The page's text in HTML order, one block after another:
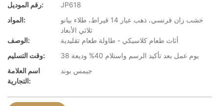
رقم الموديل:
JP618
المواد:
خشب زان فرنسي، ذهب عيار 14 قيراط، طلاء بيانو
ثلاثي الأبعاد
الوصف:
أثاث طعام كلاسيكي - طاولة طعام تقليدية
وقت التسليم:
38 يوم عمل بعد تأكيد الرسم واستلام 40% وديعة
اسم العلامة
التجارية:
جيمس بوند